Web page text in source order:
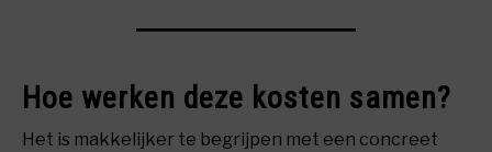
Hoe werken deze kosten samen?
Het is makkelijker te begrijpen met een concreet